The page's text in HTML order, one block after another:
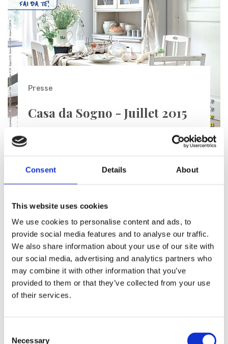
Consent Details About
This website uses cookies
We use cookies to personalise content and ads, to
provide social media features and to analyse our traffic.
We also share information about your use of our site with
our social media, advertising and analytics partners who
may combine it with other information that you’ve
provided to them or that they’ve collected from your use
of their services.
Necessary
Presse
Casa da Sogno - Juillet 2015
Notre service sur Casa da Sogno de juillet 2015